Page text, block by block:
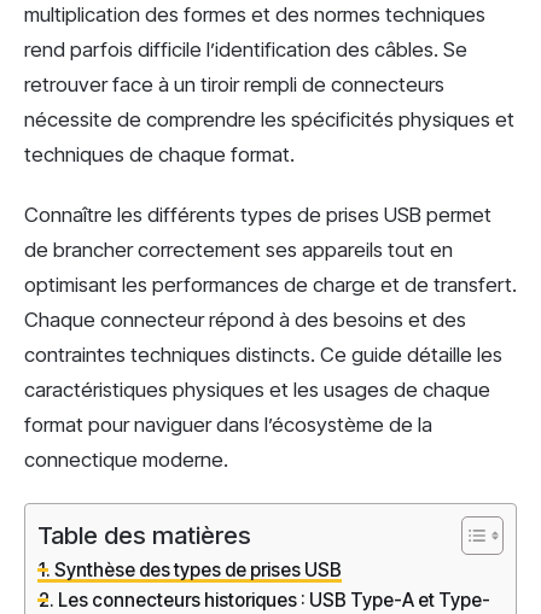
multiplication des formes et des normes techniques
rend parfois difficile l’identification des câbles. Se
retrouver face à un tiroir rempli de connecteurs
nécessite de comprendre les spécificités physiques et
techniques de chaque format.
Connaître les différents types de prises USB permet
de brancher correctement ses appareils tout en
optimisant les performances de charge et de transfert.
Chaque connecteur répond à des besoins et des
contraintes techniques distincts. Ce guide détaille les
caractéristiques physiques et les usages de chaque
format pour naviguer dans l’écosystème de la
connectique moderne.
Table des matières
Synthèse des types de prises USB
Les connecteurs historiques : USB Type-A et Type-